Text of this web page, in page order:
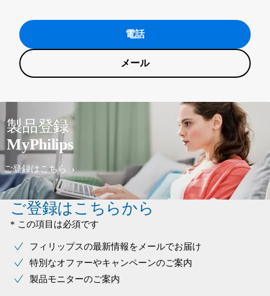
電話
メール
製品登録
MyPhilips
ご登録はこちら
ご登録はこちらから
* この項目は必須です
フィリップスの最新情報をメールでお届け
特別なオファーやキャンペーンのご案内
製品モニターのご案内